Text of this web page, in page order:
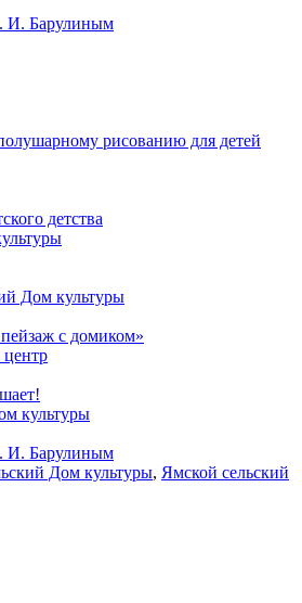
И. Барулиным
рисованию для детей
детства
Дом культуры
с домиком»
культуры
И. Барулиным
Дом культуры, Ямской сельский